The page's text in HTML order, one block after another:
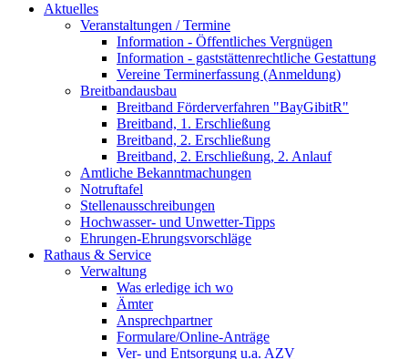
Aktuelles
Veranstaltungen / Termine
Information - Öffentliches Vergnügen
Information - gaststättenrechtliche Gestattung
Vereine Terminerfassung (Anmeldung)
Breitbandausbau
Breitband Förderverfahren "BayGibitR"
Breitband, 1. Erschließung
Breitband, 2. Erschließung
Breitband, 2. Erschließung, 2. Anlauf
Amtliche Bekanntmachungen
Notruftafel
Stellenausschreibungen
Hochwasser- und Unwetter-Tipps
Ehrungen-Ehrungsvorschläge
Rathaus & Service
Verwaltung
Was erledige ich wo
Ämter
Ansprechpartner
Formulare/Online-Anträge
Ver- und Entsorgung u.a. AZV